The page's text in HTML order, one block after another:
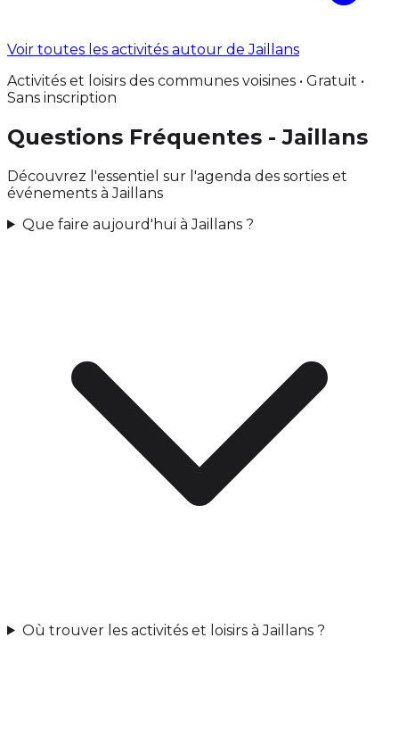
Voir toutes les activités autour de Jaillans
Activités et loisirs des communes voisines • Gratuit •
Sans inscription
Questions Fréquentes - Jaillans
Découvrez l'essentiel sur l'agenda des sorties et
événements à Jaillans
Que faire aujourd'hui à Jaillans ?
Où trouver les activités et loisirs à Jaillans ?